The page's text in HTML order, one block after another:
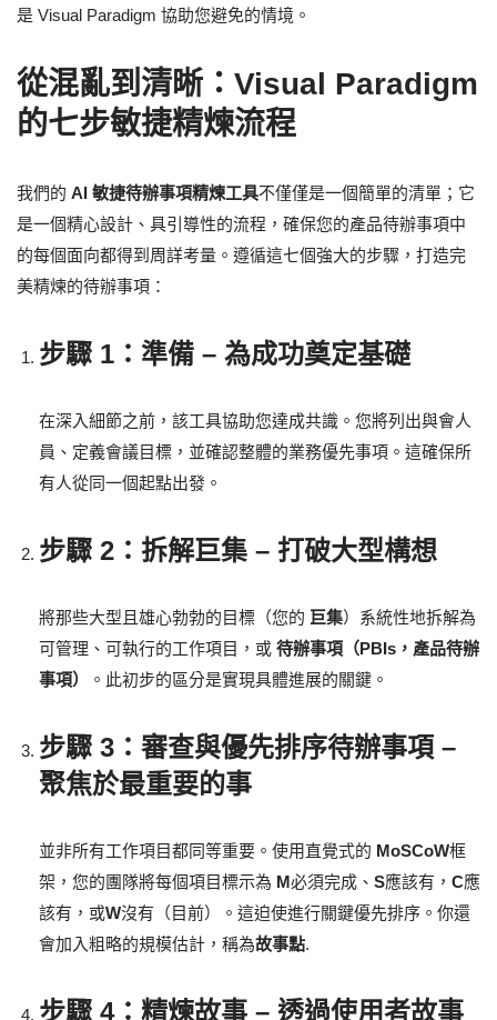
是 Visual Paradigm 協助您避免的情境。
從混亂到清晰：Visual Paradigm
的七步敏捷精煉流程
我們的 AI 敏捷待辦事項精煉工具不僅僅是一個簡單的清單；它
是一個精心設計、具引導性的流程，確保您的產品待辦事項中
的每個面向都得到周詳考量。遵循這七個強大的步驟，打造完
美精煉的待辦事項：
步驟 1：準備 – 為成功奠定基礎
在深入細節之前，該工具協助您達成共識。您將列出與會人
員、定義會議目標，並確認整體的業務優先事項。這確保所
有人從同一個起點出發。
步驟 2：拆解巨集 – 打破大型構想
將那些大型且雄心勃勃的目標（您的 巨集）系統性地拆解為
可管理、可執行的工作項目，或 待辦事項（PBIs，產品待辦
事項）
。此初步的區分是實現具體進展的關鍵。
步驟 3：審查與優先排序待辦事項 –
聚焦於最重要的事
並非所有工作項目都同等重要。使用直覺式的 MoSCoW框
架，您的團隊將每個項目標示為 M必須完成、 S應該有， C應
該有，或W沒有（目前）。這迫使進行關鍵優先排序。你還
會加入粗略的規模估計，稱為故事點.
步驟 4：精煉故事 – 透過使用者故事